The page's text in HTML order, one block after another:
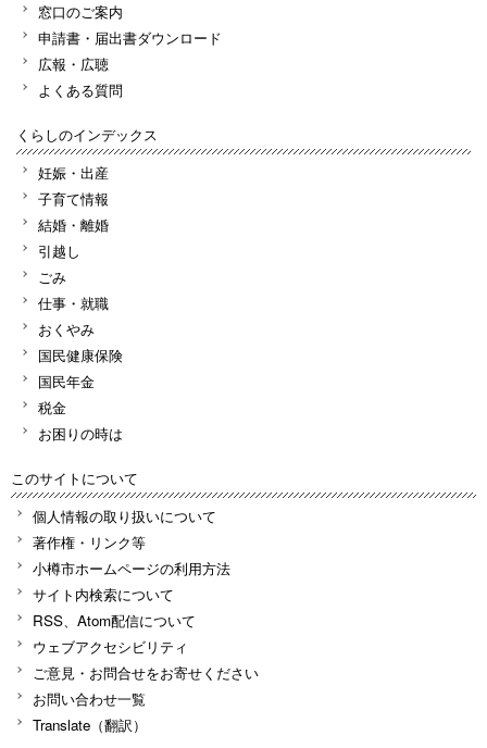
窓口のご案内
申請書・届出書ダウンロード
広報・広聴
よくある質問
くらしのインデックス
妊娠・出産
子育て情報
結婚・離婚
引越し
ごみ
仕事・就職
おくやみ
国民健康保険
国民年金
税金
お困りの時は
このサイトについて
個人情報の取り扱いについて
著作権・リンク等
小樽市ホームページの利用方法
サイト内検索について
RSS、Atom配信について
ウェブアクセシビリティ
ご意見・お問合せをお寄せください
お問い合わせ一覧
Translate（翻訳）